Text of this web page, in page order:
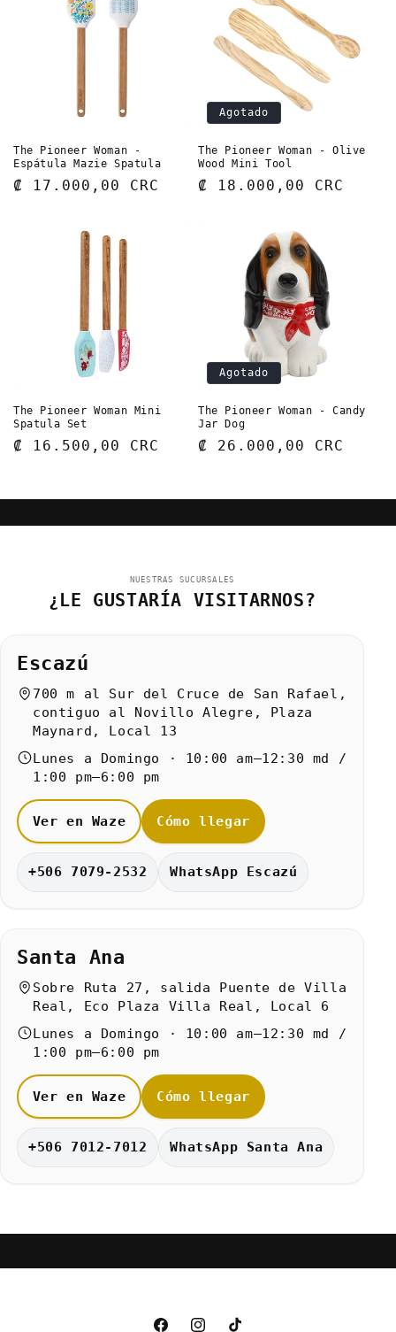
The Pioneer Woman -
Espátula Mazie Spatula
Precio
₡ 17.000,00 CRC
Agotado
The Pioneer Woman - Olive
Wood Mini Tool
Precio
₡ 18.000,00 CRC
The Pioneer Woman Mini
Spatula Set
Precio
₡ 16.500,00 CRC
Agotado
The Pioneer Woman - Candy
Jar Dog
Precio
₡ 26.000,00 CRC
NUESTRAS SUCURSALES
¿LE GUSTARÍA VISITARNOS?
Escazú
700 m al Sur del Cruce de San Rafael,
contiguo al Novillo Alegre, Plaza
Maynard, Local 13
Lunes a Domingo · 10:00 am–12:30 md /
1:00 pm–6:00 pm
Ver en Waze Cómo llegar
+506 7079-2532 WhatsApp Escazú
Santa Ana
Sobre Ruta 27, salida Puente de Villa
Real, Eco Plaza Villa Real, Local 6
Lunes a Domingo · 10:00 am–12:30 md /
1:00 pm–6:00 pm
Ver en Waze Cómo llegar
+506 7012-7012 WhatsApp Santa Ana